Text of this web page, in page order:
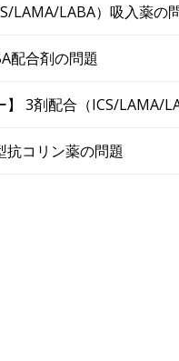
LAMA/LABA）吸入薬の
配合剤の問題
】 3剤配合（ICS/LAMA/
抗コリン薬の問題